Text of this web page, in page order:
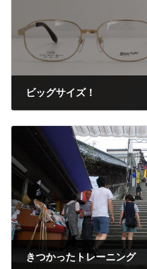
ビッグサイズ！
きつかったトレーニング